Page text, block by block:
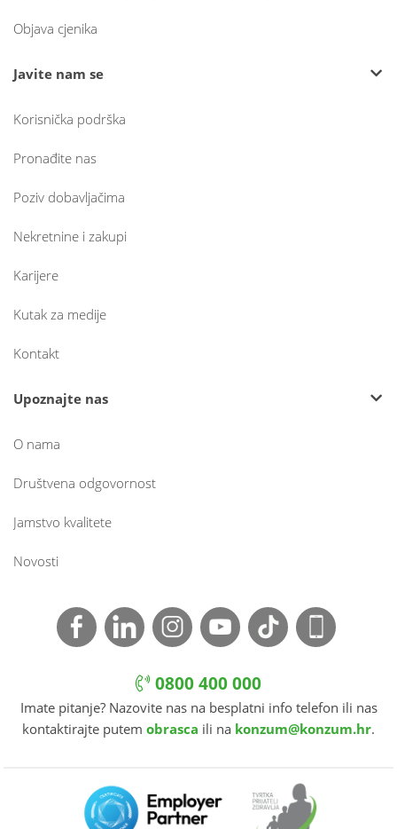
Objava cjenika
Javite nam se
Korisnička podrška
Pronađite nas
Poziv dobavljačima
Nekretnine i zakupi
Karijere
Kutak za medije
Kontakt
Upoznajte nas
O nama
Društvena odgovornost
Jamstvo kvalitete
Novosti
0800 400 000
Imate pitanje? Nazovite nas na besplatni info telefon ili nas
kontaktirajte putem obrasca ili na konzum@konzum.hr.